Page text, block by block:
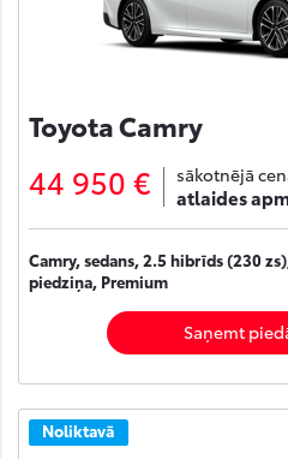
Toyota Camry
44 950 € sākotnējā
atlaides
Camry, sedans, 2.5 hibrīds (230
piedziņa, Premium
Saņemt
Noliktavā